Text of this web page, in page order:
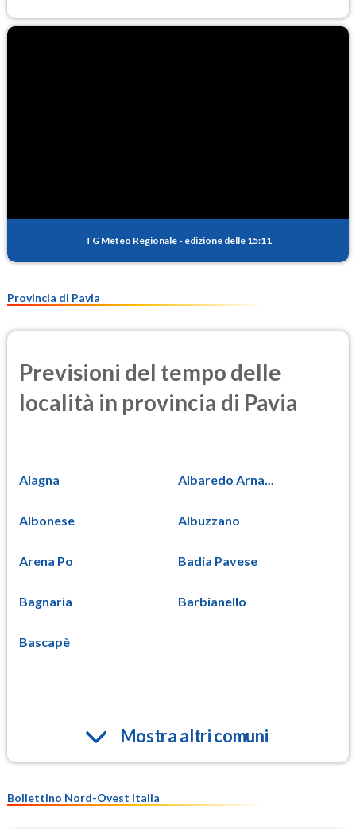
TG Meteo Regionale - edizione delle 15:11
Provincia di Pavia
Previsioni del tempo delle
località in provincia di Pavia
Alagna Albaredo Arna...
Albonese Albuzzano
Arena Po Badia Pavese
Bagnaria Barbianello
Bascapè
Mostra altri comuni
Bollettino Nord-Ovest Italia